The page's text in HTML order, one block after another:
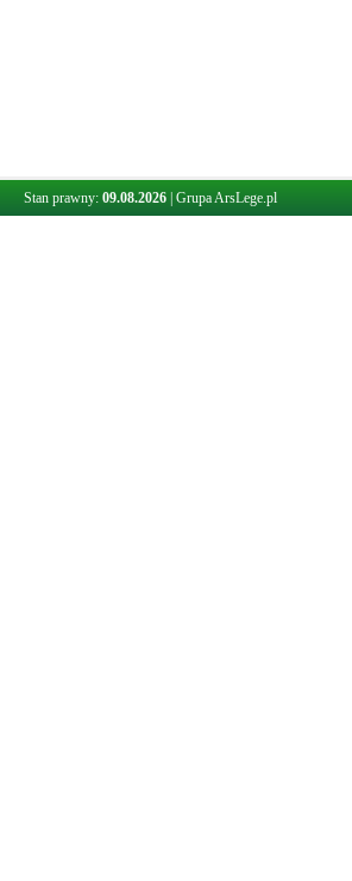
Stan prawny: 09.08.2026 Grupa ArsLege.pl